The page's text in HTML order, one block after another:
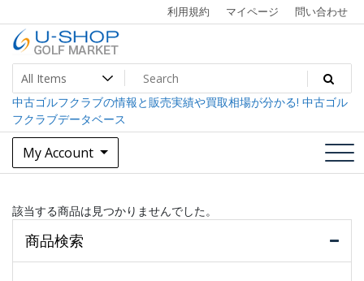
to
content
利用規約 マイページ 問い合わせ
U-SHOP Golf Market dev
中古ゴルフクラブ最大級！U-SHOPゴルフマーケット
中古ゴルフクラブの情報と販売実績や買取相場が分かる! 中古ゴル
フクラブデータベース
My Account
該当する商品は見つかりませんでした。
商品検索